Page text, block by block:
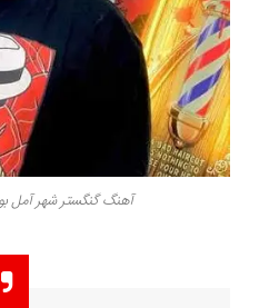
آهنگ گنگستر شهر آمل